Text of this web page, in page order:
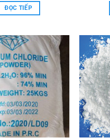
ĐỌC TIẾP